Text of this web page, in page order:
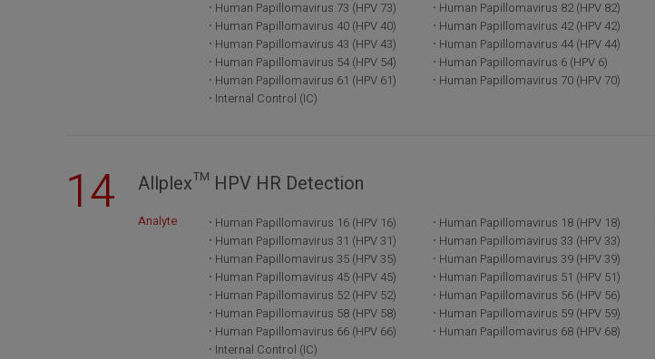
Human Papillomavirus 73 (HPV 73)
Human Papillomavirus 82 (HPV 82)
Human Papillomavirus 40 (HPV 40)
Human Papillomavirus 42 (HPV 42)
Human Papillomavirus 43 (HPV 43)
Human Papillomavirus 44 (HPV 44)
Human Papillomavirus 54 (HPV 54)
Human Papillomavirus 6 (HPV 6)
Human Papillomavirus 61 (HPV 61)
Human Papillomavirus 70 (HPV 70)
Internal Control (IC)
14 Allplex™ HPV HR Detection
Analyte Human Papillomavirus 16 (HPV 16)
Human Papillomavirus 18 (HPV 18)
Human Papillomavirus 31 (HPV 31)
Human Papillomavirus 33 (HPV 33)
Human Papillomavirus 35 (HPV 35)
Human Papillomavirus 39 (HPV 39)
Human Papillomavirus 45 (HPV 45)
Human Papillomavirus 51 (HPV 51)
Human Papillomavirus 52 (HPV 52)
Human Papillomavirus 56 (HPV 56)
Human Papillomavirus 58 (HPV 58)
Human Papillomavirus 59 (HPV 59)
Human Papillomavirus 66 (HPV 66)
Human Papillomavirus 68 (HPV 68)
Internal Control (IC)